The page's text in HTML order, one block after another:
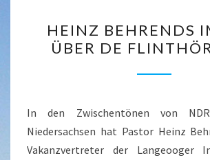
IM
NDR
DE
HEINZ BEHRENDS
ÜBER DE
In den Zwischentönen von
Niedersachsen hat Pastor Heinz
Vakanzvertreter der Langeooger